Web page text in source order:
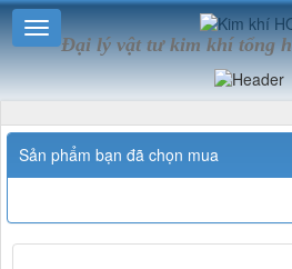
Đại lý vật tư kim khí tổng
Sản phẩm bạn đã chọn mua